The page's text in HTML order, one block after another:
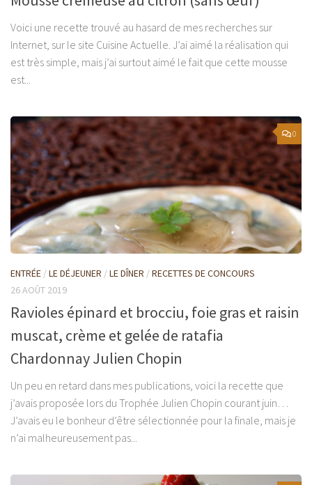
Voici une recette trouvé au hasard de mes recherches sur
Internet, sur le site Cuisine Actuelle. J’ai aimé la réalisation qui
est très simple, mais j’ai surtout aimé le fait que cette mousse
est...
0
ENTRÉE /LE DÉJEUNER /LE DÎNER /RECETTES DE CONCOURS
26 AOÛT 2019
Ravioles épinard et brocciu, foie gras et raisin
muscat, crème et gelée de ratafia
Chardonnay Julien Chopin
Un peu en retard dans mes publications, voici la recette que
j’avais proposée lors du Trophée Julien Chopin courant juin…
J’avais eu le bonheur d’être sélectionnée pour la finale, mais je
n’ai malheureusement pas...